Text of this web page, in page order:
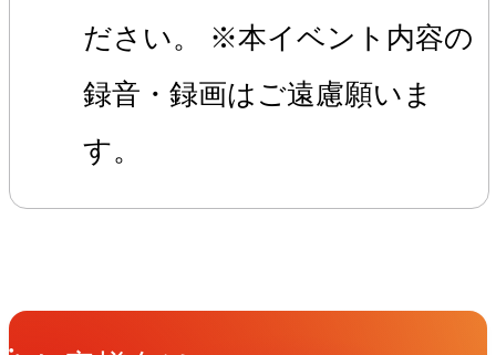
ださい。 ※本イベント内容の
録音・録画はご遠慮願いま
す。
Get in Touchお問い合わせ